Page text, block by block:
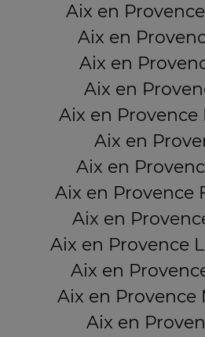
Aix en
Aix en
Aix en
Aix en
Aix en Provence
Aix en
Aix en
Aix en Provence
Aix en
Aix en Provence
Aix en
Aix en
Aix en